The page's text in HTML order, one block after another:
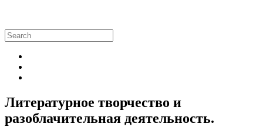
Литературное творчество и
разоблачительная деятельность.